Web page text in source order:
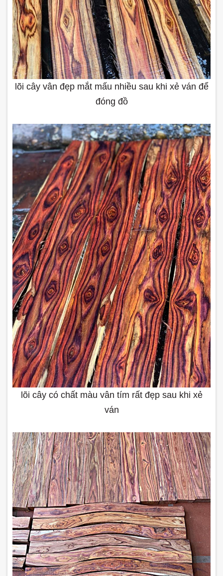
lõi cây vân đẹp mắt mấu nhiều sau khi xẻ ván để
đóng đồ
lõi cây có chất màu vân tím rất đẹp sau khi xẻ
ván